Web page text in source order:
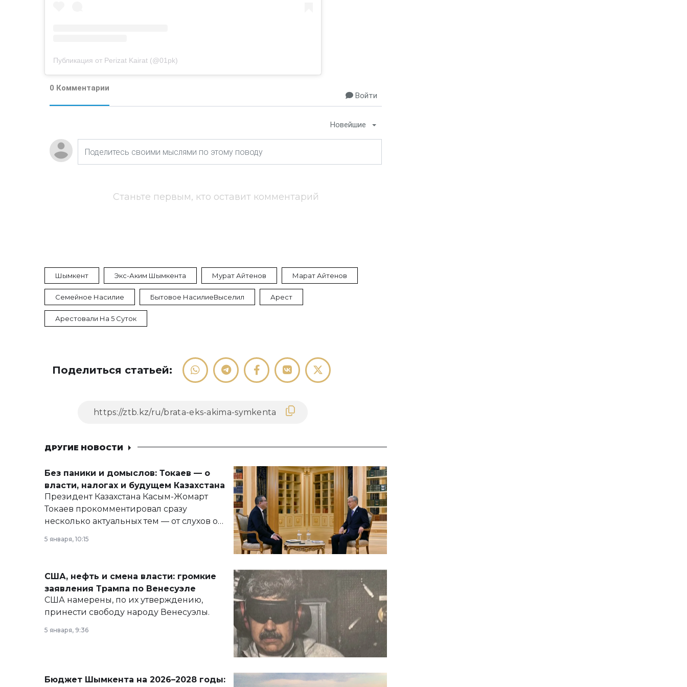
Публикация от Perizat Kairat (@01pk)
0 Комментарии
Войти
Новейшие
Станьте первым, кто оставит комментарий
Шымкент Экс-Аким Шымкента Мурат Айтенов Марат Айтенов
Семейное Насилие Бытовое НасилиеВыселил Арест
Арестовали На 5 Суток
Поделиться статьей:
ДРУГИЕ НОВОСТИ
Без паники и домыслов: Токаев — о
власти, налогах и будущем Казахстана
Президент Казахстана Касым-Жомарт
Токаев прокомментировал сразу
несколько актуальных тем — от слухов о
армии, экономики и личного здоровья.
5 января, 10:15
США, нефть и смена власти: громкие
заявления Трампа по Венесуэле
США намерены, по их утверждению,
принести свободу народу Венесуэлы.
5 января, 9:36
Бюджет Шымкента на 2026–2028 годы: